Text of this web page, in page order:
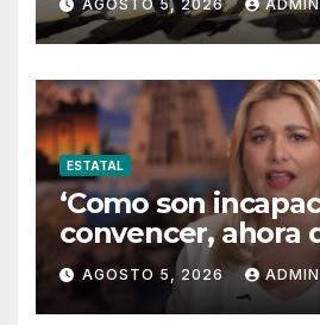
Oriente
AGOSTO 5, 2026 ADMIN
ESTATAL
‘Como son
convencer, ahora
censurar’
AGOSTO 5, 2026 ADMIN